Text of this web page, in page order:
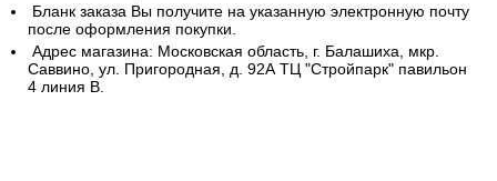
Бланк заказа Вы получите на указанную электронную почту
после оформления покупки.
Адрес магазина: Московская область, г. Балашиха, мкр.
Саввино, ул. Пригородная, д. 92А ТЦ "Стройпарк" павильон
4 линия В.